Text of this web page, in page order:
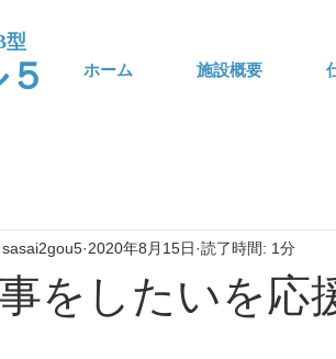
型
ホーム 施設概要
をしたいを応
sasai2gou5 2020年8月15日 読了時間: 1分